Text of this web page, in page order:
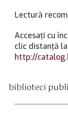
Lectură
Accesaţi cu
clic distanţă la
http://
biblioteci